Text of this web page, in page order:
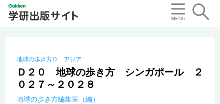
地球の歩き方Ｄ アジア
Ｄ２０ 地球の歩き方 シンガポール ２
０２７～２０２８
地球の歩き方編集室（編）